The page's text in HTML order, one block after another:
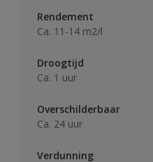
Rendement
Ca. 11-14 m2/l
Droogtijd
Ca. 1 uur
Overschilderbaar
Ca. 24 uur
Verdunning